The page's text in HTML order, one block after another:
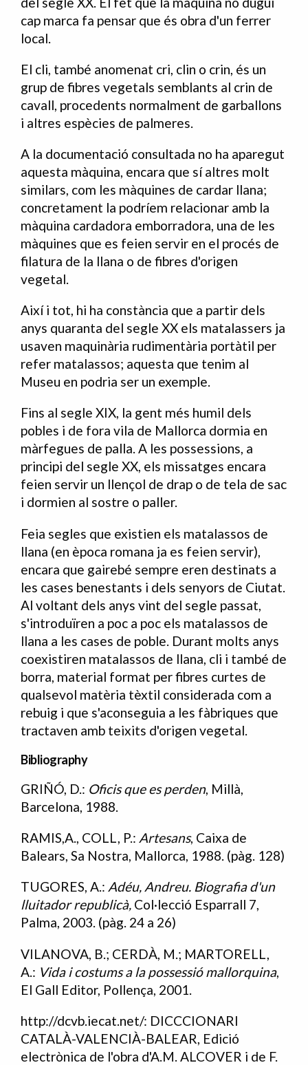
cap marca fa pensar que és obra d'un ferrer
local.
El cli, també anomenat cri, clin o crin, és un
grup de fibres vegetals semblants al crin de
cavall, procedents normalment de garballons
i altres espècies de palmeres.
A la documentació consultada no ha aparegut
aquesta màquina, encara que sí altres molt
similars, com les màquines de cardar llana;
concretament la podríem relacionar amb la
màquina cardadora emborradora, una de les
màquines que es feien servir en el procés de
filatura de la llana o de fibres d'origen
vegetal.
Així i tot, hi ha constància que a partir dels
anys quaranta del segle XX els matalassers ja
usaven maquinària rudimentària portàtil per
refer matalassos; aquesta que tenim al
Museu en podria ser un exemple.
Fins al segle XIX, la gent més humil dels
pobles i de fora vila de Mallorca dormia en
màrfegues de palla. A les possessions, a
principi del segle XX, els missatges encara
feien servir un llençol de drap o de tela de sac
i dormien al sostre o paller.
Feia segles que existien els matalassos de
llana (en època romana ja es feien servir),
encara que gairebé sempre eren destinats a
les cases benestants i dels senyors de Ciutat.
Al voltant dels anys vint del segle passat,
s'introduïren a poc a poc els matalassos de
llana a les cases de poble. Durant molts anys
coexistiren matalassos de llana, cli i també de
borra, material format per fibres curtes de
qualsevol matèria tèxtil considerada com a
rebuig i que s'aconseguia a les fàbriques que
tractaven amb teixits d'origen vegetal.
Bibliography
Bibliografia
GRIÑÓ, D.: Oficis que es perden, Millà,
Barcelona, 1988.
RAMIS,A., COLL, P.: Artesans, Caixa de
Balears, Sa Nostra, Mallorca, 1988. (pàg. 128)
TUGORES, A.: Adéu, Andreu. Biografia d'un
lluitador republicà, Col·lecció Esparrall 7,
Palma, 2003. (pàg. 24 a 26)
VILANOVA, B.; CERDÀ, M.; MARTORELL,
A.: Vida i costums a la possessió mallorquina,
El Gall Editor, Pollença, 2001.
http://dcvb.iecat.net/: DICCCIONARI
CATALÀ-VALENCIÀ-BALEAR, Edició
electrònica de l'obra d'A.M. ALCOVER i de F.